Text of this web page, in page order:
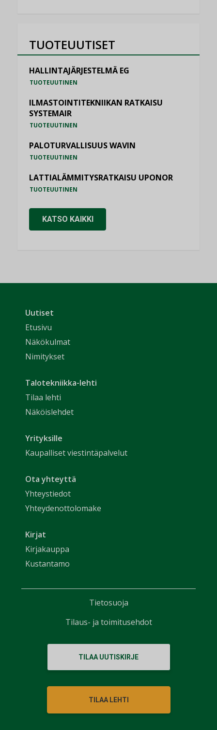
TUOTEUUTISET
HALLINTAJÄRJESTELMÄ EG
TUOTEUUTINEN
ILMASTOINTITEKNIIKAN RATKAISU
SYSTEMAIR
TUOTEUUTINEN
PALOTURVALLISUUS WAVIN
TUOTEUUTINEN
LATTIALÄMMITYSRATKAISU UPONOR
TUOTEUUTINEN
KATSO KAIKKI
Uutiset
Etusivu
Näkökulmat
Nimitykset
Talotekniikka-lehti
Tilaa lehti
Näköislehdet
Yrityksille
Kaupalliset viestintäpalvelut
Ota yhteyttä
Yhteystiedot
Yhteydenottolomake
Kirjat
Kirjakauppa
Kustantamo
TILAA UUTISKIRJE
TILAA LEHTI
Tietosuoja
Tilaus- ja toimitusehdot